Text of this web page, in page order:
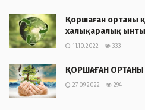
Қоршаған ортаны
халықаралық
11.10.2022 333
ҚОРШАҒАН ОРТАНЫ
27.09.2022 294